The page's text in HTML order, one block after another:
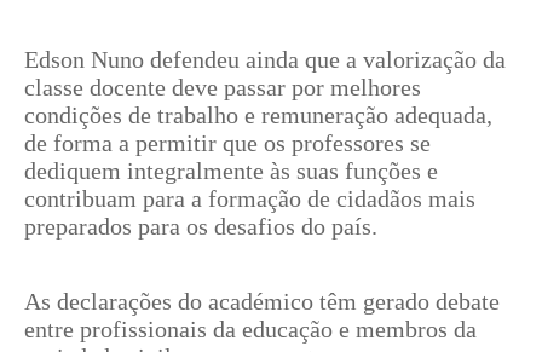
Edson Nuno defendeu ainda que a valorização da
classe docente deve passar por melhores
condições de trabalho e remuneração adequada,
de forma a permitir que os professores se
dediquem integralmente às suas funções e
contribuam para a formação de cidadãos mais
preparados para os desafios do país.
As declarações do académico têm gerado debate
entre profissionais da educação e membros da